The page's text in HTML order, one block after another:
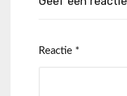
Reactie *